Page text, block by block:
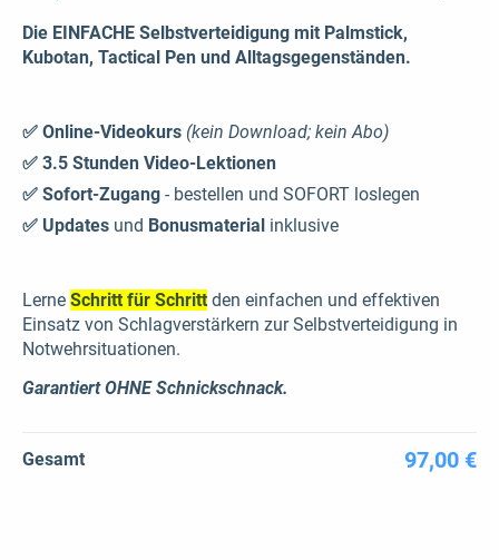
Die EINFACHE Selbstverteidigung mit Palmstick,
Kubotan, Tactical Pen und Alltagsgegenständen.
✅ Online-Videokurs (kein Download; kein Abo)
✅ 3.5 Stunden Video-Lektionen
✅ Sofort-Zugang - bestellen und SOFORT loslegen
✅ Updates und Bonusmaterial inklusive
Lerne Schritt für Schritt den einfachen und effektiven
Einsatz von Schlagverstärkern zur Selbstverteidigung in
Notwehrsituationen.
Garantiert OHNE Schnickschnack.
Gesamt 97,00 €